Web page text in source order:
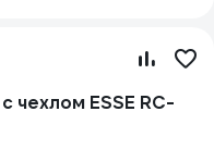
чехлом ESSE RC-